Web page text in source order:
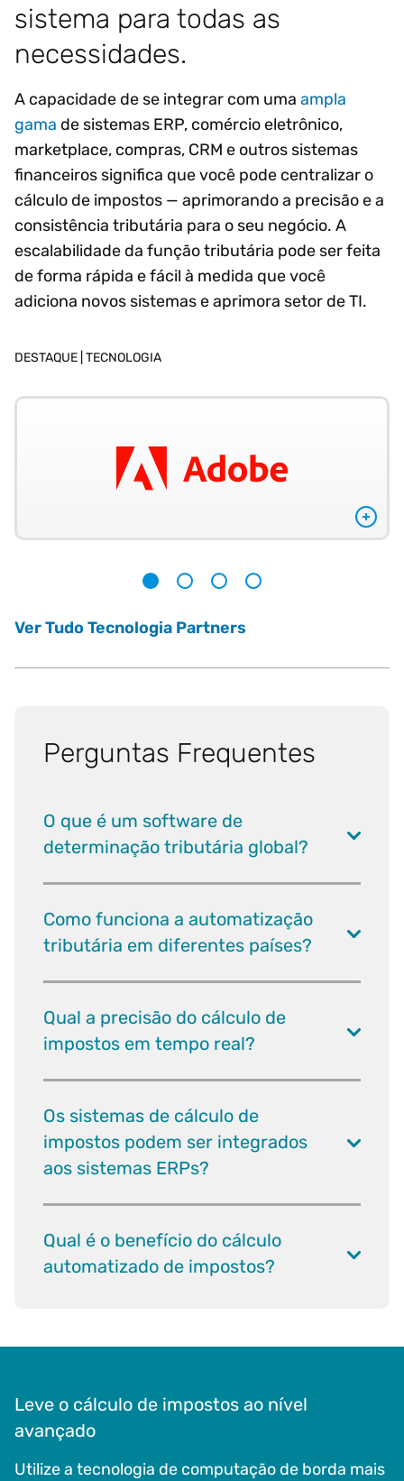
sistema para todas as
necessidades.
A capacidade de se integrar com uma ampla
gama de sistemas ERP, comércio eletrônico,
marketplace, compras, CRM e outros sistemas
financeiros significa que você pode centralizar o
cálculo de impostos — aprimorando a precisão e a
consistência tributária para o seu negócio. A
escalabilidade da função tributária pode ser feita
de forma rápida e fácil à medida que você
adiciona novos sistemas e aprimora setor de TI.
DESTAQUE | TECNOLOGIA
Ver Tudo Tecnologia Partners
Perguntas Frequentes
O que é um software de
determinação tributária global?
Como funciona a automatização
tributária em diferentes países?
Qual a precisão do cálculo de
impostos em tempo real?
Os sistemas de cálculo de
impostos podem ser integrados
aos sistemas ERPs?
Qual é o benefício do cálculo
automatizado de impostos?
Leve o cálculo de impostos ao nível
avançado
Utilize a tecnologia de computação de borda mais